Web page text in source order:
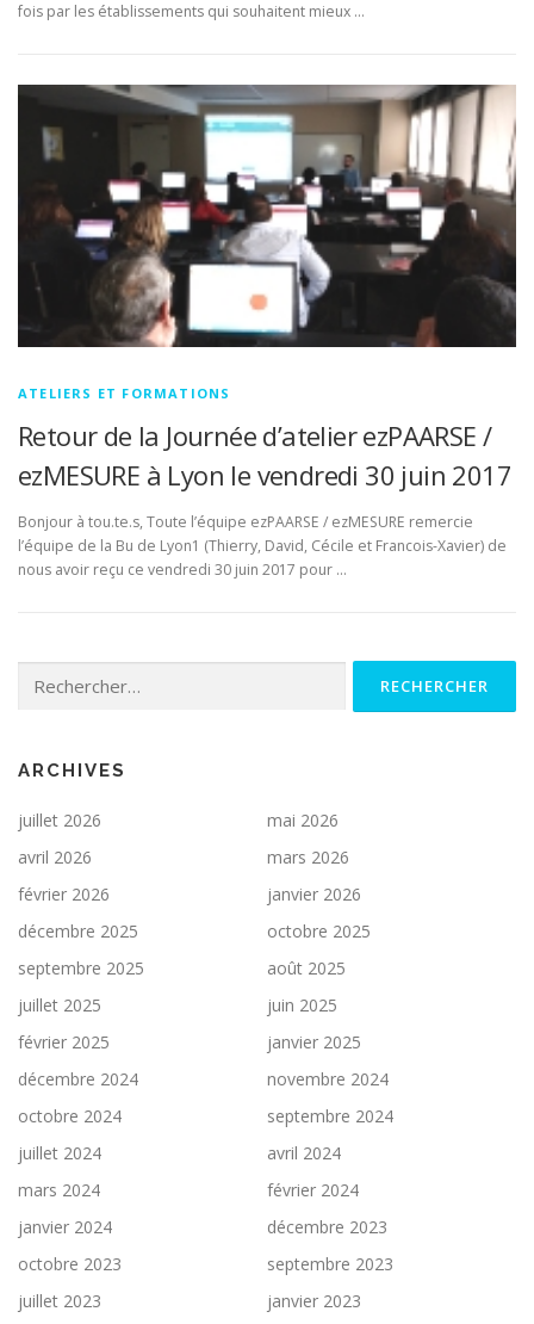
fois par les établissements qui souhaitent mieux …
ATELIERS ET FORMATIONS
Retour de la Journée d’atelier ezPAARSE /
ezMESURE à Lyon le vendredi 30 juin 2017
Bonjour à tou.te.s, Toute l’équipe ezPAARSE / ezMESURE remercie
l’équipe de la Bu de Lyon1 (Thierry, David, Cécile et Francois-Xavier) de
nous avoir reçu ce vendredi 30 juin 2017 pour …
ARCHIVES
juillet 2026
mai 2026
avril 2026
mars 2026
février 2026
janvier 2026
décembre 2025
octobre 2025
septembre 2025
août 2025
juillet 2025
juin 2025
février 2025
janvier 2025
décembre 2024
novembre 2024
octobre 2024
septembre 2024
juillet 2024
avril 2024
mars 2024
février 2024
janvier 2024
décembre 2023
octobre 2023
septembre 2023
juillet 2023
janvier 2023